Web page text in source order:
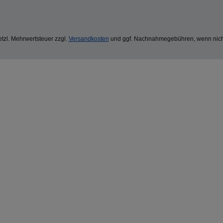
Mehrwertsteuer zzgl. Versandkosten und ggf. Nachnahmegebühren, wenn